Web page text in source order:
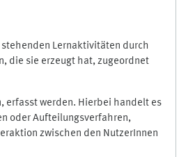
Lernaktivitäten durch
die sie erzeugt hat, zugeordnet
erfasst werden. Hierbei handelt es
oder Aufteilungsverfahren,
zwischen den NutzerInnen